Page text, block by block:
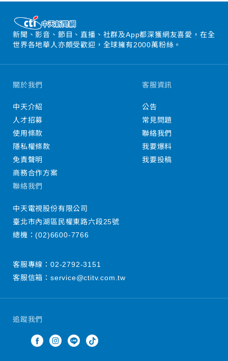
新聞、影音、節目、直播、社群及App都深獲網友喜愛，在全
世界各地華人亦頗受歡迎，全球擁有2000萬粉絲。
追蹤我們
關於我們
中天介紹
人才招募
使用條款
隱私權條款
免責聲明
商務合作方案
客服資訊
公告
常見問題
聯絡我們
我要爆料
我要投稿
聯絡我們
中天電視股份有限公司
臺北市內湖區民權東路六段25號
總機：(02)6600-7766
客服專線： 02-2792-3151
客服信箱： service@ctitv.com.tw